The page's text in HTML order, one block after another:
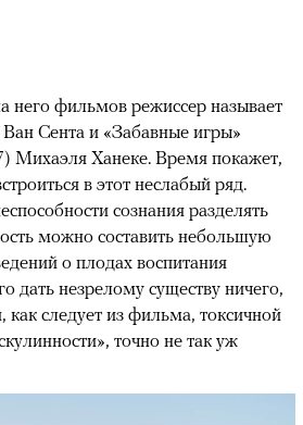
него фильмов режиссер называет
Сента и «Забавные игры»
Михаэля Ханеке. Время покажет,
в этот неслабый ряд.
сознания разделять
можно составить небольшую
о плодах воспитания
дать незрелому существу ничего,
как следует из фильма, токсичной
точно не так уж